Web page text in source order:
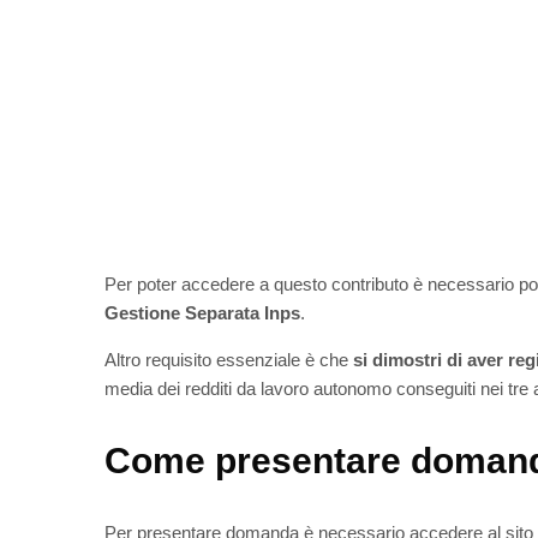
Per poter accedere a questo contributo è necessario
Gestione Separata Inps.
Altro requisito essenziale è che si dimostri di aver
media dei redditi da lavoro autonomo conseguiti nei tre
Come presentare
Per presentare domanda è necessario accedere al